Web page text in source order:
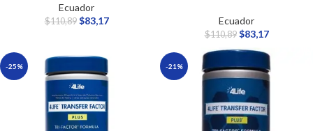
Ecuador
$110,89 $83,17 Ecuador
$110,89 $83,17
-25% -21%